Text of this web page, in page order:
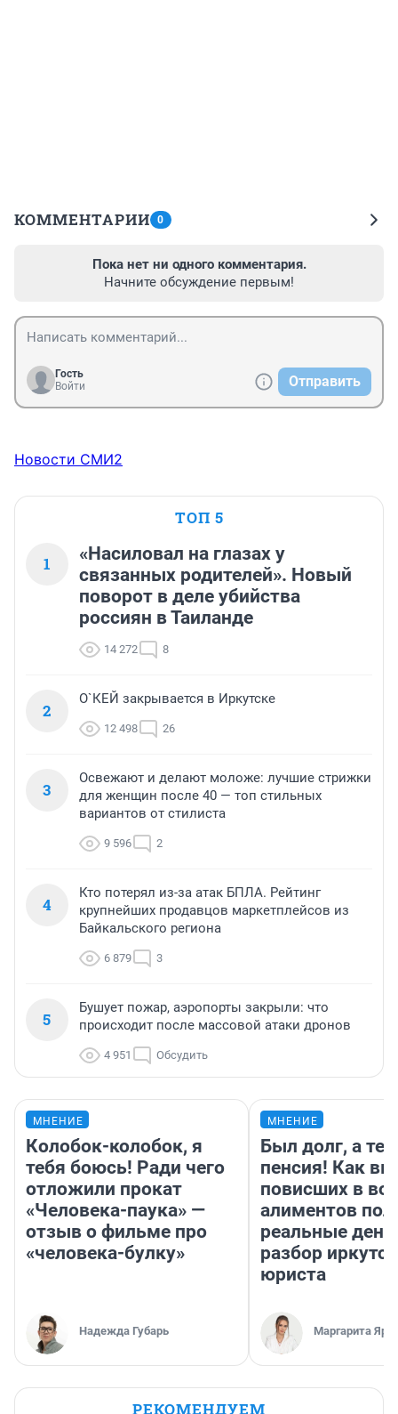
КОММЕНТАРИИ 0
Пока нет ни одного комментария.
Начните обсуждение первым!
Гость
Войти
Отправить
Новости СМИ2
ТОП 5
1
«Насиловал на глазах у
связанных родителей». Новый
поворот в деле убийства
россиян в Таиланде
14 272 8
2
О`КЕЙ закрывается в Иркутске
12 498 26
3
Освежают и делают моложе: лучшие стрижки
для женщин после 40 — топ стильных
вариантов от стилиста
9 596 2
4
Кто потерял из-за атак БПЛА. Рейтинг
крупнейших продавцов маркетплейсов из
Байкальского региона
6 879 3
5
Бушует пожар, аэропорты закрыли: что
происходит после массовой атаки дронов
4 951 Обсудить
МНЕНИЕ
Колобок-колобок, я
тебя боюсь! Ради чего
отложили прокат
«Человека-паука» —
отзыв о фильме про
«человека-булку»
Надежда Губарь
МНЕНИЕ
Был долг, а
пенсия! Как
повисших в
алиментов
реальные
разбор
юриста
Маргарита
РЕКОМЕНДУЕМ